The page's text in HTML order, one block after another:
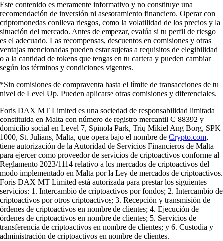
Este contenido es meramente informativo y no constituye una
recomendación de inversión ni asesoramiento financiero. Operar con
criptomonedas conlleva riesgos, como la volatilidad de los precios y la
situación del mercado. Antes de empezar, evalúa si tu perfil de riesgo
es el adecuado. Las recompensas, descuentos en comisiones y otras
ventajas mencionadas pueden estar sujetas a requisitos de elegibilidad
o a la cantidad de tokens que tengas en tu cartera y pueden cambiar
según los términos y condiciones vigentes.
*Sin comisiones de compraventa hasta el límite de transacciones de tu
nivel de Level Up. Pueden aplicarse otras comisiones y diferenciales.
Foris DAX MT Limited es una sociedad de responsabilidad limitada
constituida en Malta con número de registro mercantil C 88392 y
domicilio social en Level 7, Spinola Park, Triq Mikiel Ang Borg, SPK
1000, St. Julians, Malta, que opera bajo el nombre de Crypto.com,
tiene autorización de la Autoridad de Servicios Financieros de Malta
para ejercer como proveedor de servicios de criptoactivos conforme al
Reglamento 2023/1114 relativo a los mercados de criptoactivos del
modo implementado en Malta por la Ley de mercados de criptoactivos.
Foris DAX MT Limited está autorizada para prestar los siguientes
servicios: 1. Intercambio de criptoactivos por fondos; 2. Intercambio de
criptoactivos por otros criptoactivos; 3. Recepción y transmisión de
órdenes de criptoactivos en nombre de clientes; 4. Ejecución de
órdenes de criptoactivos en nombre de clientes; 5. Servicios de
transferencia de criptoactivos en nombre de clientes; y 6. Custodia y
administración de criptoactivos en nombre de clientes.